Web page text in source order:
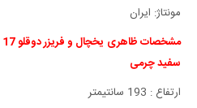
مونتاژ: ایران
مشخصات ظاهری
سفید چرمی
ارتفاع : 193 سانتیمتر